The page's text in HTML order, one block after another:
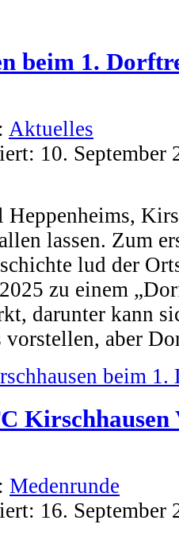
beim 1.
Aktuelles
10. September
lassen. Zum
lud der
zu einem
darunter kann
vorstellen, aber
beim
Kirschhausen
Medenrunde
16. September